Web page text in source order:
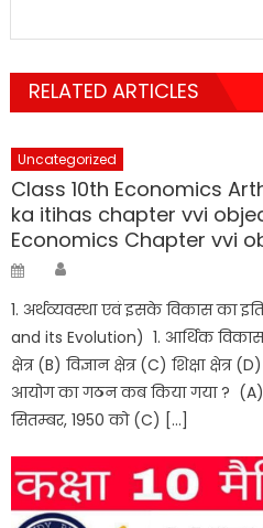
RELATED ARTICLES
Uncategorized
Class 10th Economics
ka itihas chapter vvi
Economics Chapter vvi
Posted
1. अर्थव्यवस्था एवं इसके विकास का
and its Evolution) 1. आर्थिक विकास
क्षेत्र (B) विज्ञान क्षेत्र (C) शिक्षा क्षेत्र
आयोग का गठन कब किया गया ? (A)
सितम्बर, 1950 को (C) […]